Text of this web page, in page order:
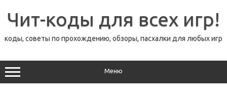
содержимому
Чит-коды для всех игр!
коды, советы по прохождению, обзоры, пасхалки для любых игр
Меню